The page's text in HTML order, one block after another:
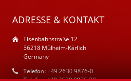
ADRESSE & KONTAKT
Eisenbahnstraße 12
56218 Mülheim-Kärlich
Germany
Telefon:+49 2630 9876-0